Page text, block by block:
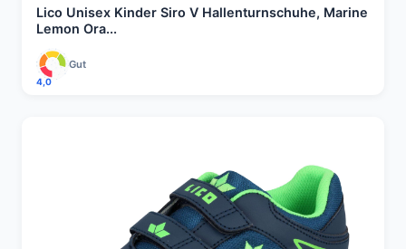
Lico Unisex Kinder Siro V Hallenturnschuhe, Marine
Lemon Ora...
4,0
Gut